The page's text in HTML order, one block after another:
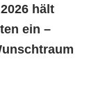
hält
ein –